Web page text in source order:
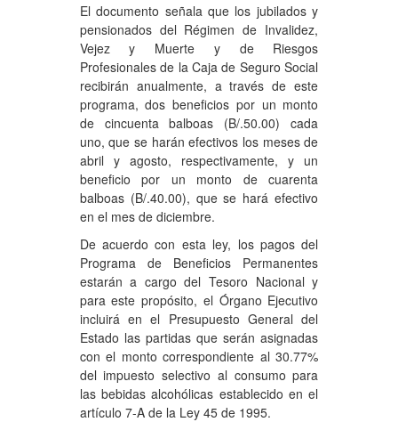
El documento señala que los jubilados y
pensionados del Régimen de Invalidez,
Vejez y Muerte y de Riesgos
Profesionales de la Caja de Seguro Social
recibirán anualmente, a través de este
programa, dos beneficios por un monto
de cincuenta balboas (B/.50.00) cada
uno, que se harán efectivos los meses de
abril y agosto, respectivamente, y un
beneficio por un monto de cuarenta
balboas (B/.40.00), que se hará efectivo
en el mes de diciembre.
De acuerdo con esta ley, los pagos del
Programa de Beneficios Permanentes
estarán a cargo del Tesoro Nacional y
para este propósito, el Órgano Ejecutivo
incluirá en el Presupuesto General del
Estado las partidas que serán asignadas
con el monto correspondiente al 30.77%
del impuesto selectivo al consumo para
las bebidas alcohólicas establecido en el
artículo 7-A de la Ley 45 de 1995.